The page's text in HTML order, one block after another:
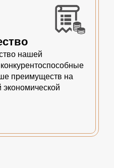
нашей
преимуществ на